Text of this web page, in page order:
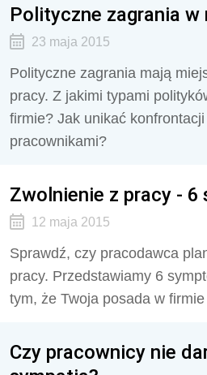
Polityczne zagrania w
23 maja 2015
Polityczne zagrania mają
pracy. Z jakimi typami
firmie? Jak unikać
pracownikami?
Zwolnienie z pracy - 6
12 maja 2015
Sprawdź, czy pracodawca
pracy. Przedstawiamy 6
tym, że Twoja posada w
Czy pracownicy nie